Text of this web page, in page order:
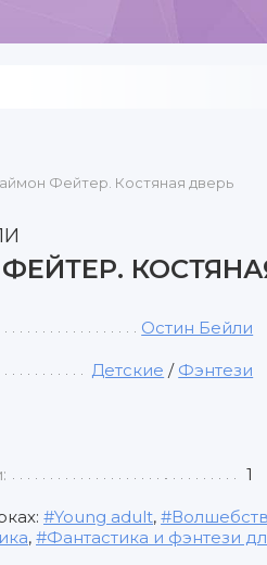
Фейтер. Костяная дверь
Остин Бейли
Детские / Фэнтези
1
Young adult,
, Фантастика и фэнтези